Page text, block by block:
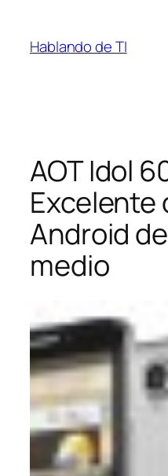
contenido
Hablando de TI
AOT Idol
Excelente
Android
medio